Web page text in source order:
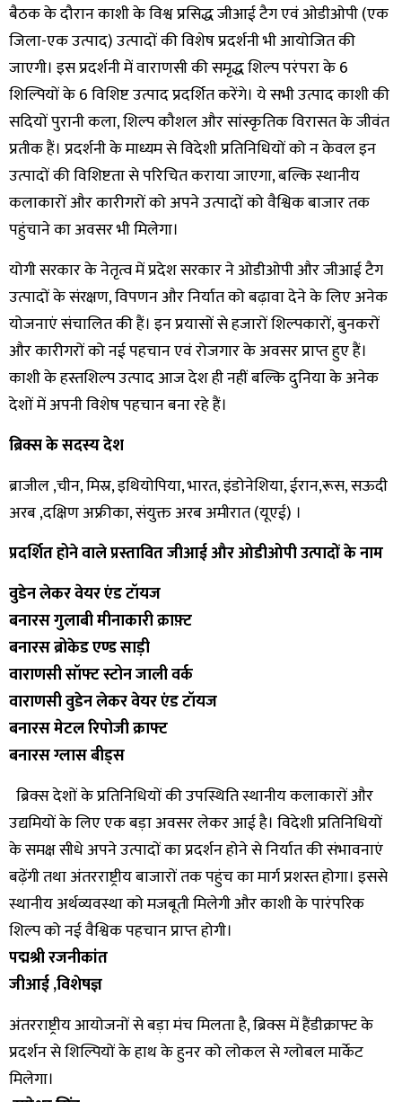
बैठक के दौरान काशी के विश्व प्रसिद्ध जीआई टैग एवं ओडीओपी (एक
जिला-एक उत्पाद) उत्पादों की विशेष प्रदर्शनी भी आयोजित की
जाएगी। इस प्रदर्शनी में वाराणसी की समृद्ध शिल्प परंपरा के 6
शिल्पियों के 6 विशिष्ट उत्पाद प्रदर्शित करेंगे। ये सभी उत्पाद काशी की
सदियों पुरानी कला, शिल्प कौशल और सांस्कृतिक विरासत के जीवंत
प्रतीक हैं। प्रदर्शनी के माध्यम से विदेशी प्रतिनिधियों को न केवल इन
उत्पादों की विशिष्टता से परिचित कराया जाएगा, बल्कि स्थानीय
कलाकारों और कारीगरों को अपने उत्पादों को वैश्विक बाजार तक
पहुंचाने का अवसर भी मिलेगा।
योगी सरकार के नेतृत्व में प्रदेश सरकार ने ओडीओपी और जीआई टैग
उत्पादों के संरक्षण, विपणन और निर्यात को बढ़ावा देने के लिए अनेक
योजनाएं संचालित की हैं। इन प्रयासों से हजारों शिल्पकारों, बुनकरों
और कारीगरों को नई पहचान एवं रोजगार के अवसर प्राप्त हुए हैं।
काशी के हस्तशिल्प उत्पाद आज देश ही नहीं बल्कि दुनिया के अनेक
देशों में अपनी विशेष पहचान बना रहे हैं।
ब्रिक्स के सदस्य देश
ब्राजील ,चीन, मिस्र, इथियोपिया, भारत, इंडोनेशिया, ईरान,रूस, सऊदी
अरब ,दक्षिण अफ्रीका, संयुक्त अरब अमीरात (यूएई) ।
प्रदर्शित होने वाले प्रस्तावित जीआई और ओडीओपी उत्पादों के नाम
वुडेन लेकर वेयर एंड टॉयज
बनारस गुलाबी मीनाकारी क्राफ़्ट
बनारस ब्रोकेड एण्ड साड़ी
वाराणसी सॉफ्ट स्टोन जाली वर्क
वाराणसी वुडेन लेकर वेयर एंड टॉयज
बनारस मेटल रिपोजी क्राफ्ट
बनारस ग्लास बीड्स
ब्रिक्स देशों के प्रतिनिधियों की उपस्थिति स्थानीय कलाकारों और
उद्यमियों के लिए एक बड़ा अवसर लेकर आई है। विदेशी प्रतिनिधियों
के समक्ष सीधे अपने उत्पादों का प्रदर्शन होने से निर्यात की संभावनाएं
बढ़ेंगी तथा अंतरराष्ट्रीय बाजारों तक पहुंच का मार्ग प्रशस्त होगा। इससे
स्थानीय अर्थव्यवस्था को मजबूती मिलेगी और काशी के पारंपरिक
शिल्प को नई वैश्विक पहचान प्राप्त होगी।
पद्मश्री रजनीकांत
जीआई ,विशेषज्ञ
अंतरराष्ट्रीय आयोजनों से बड़ा मंच मिलता है, ब्रिक्स में हैंडीक्राफ्ट के
प्रदर्शन से शिल्पियों के हाथ के हुनर को लोकल से ग्लोबल मार्केट
मिलेगा।